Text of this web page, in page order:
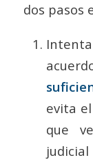
dos pasos
evita
que